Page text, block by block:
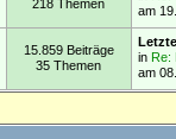
218 Themen
am
15.859 Beiträge
35 Themen
in Re:
am